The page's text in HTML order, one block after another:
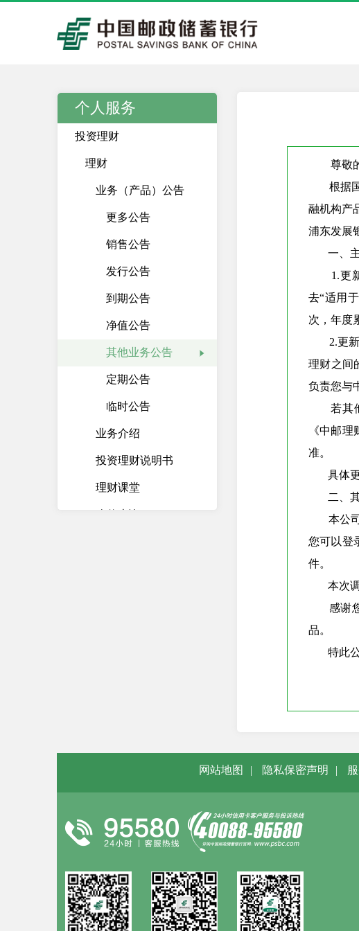
个人服务
投资理财
理财
业务（产品）公告
更多公告
销售公告
发行公告
到期公告
净值公告
其他业务公告
定期公告
临时公告
业务介绍
投资理财说明书
理财课堂
VIP客户服务
服务公告
优惠活动
尊敬
融机构产
浦东发展
去“适用
次，年度
理财之间
负责您与
《中邮
准。
您可以登
件。
品。
特
网站地图 | 隐私保密声明 |